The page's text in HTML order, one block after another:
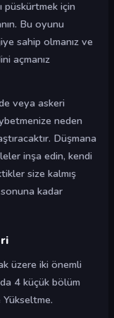
püskürtmek için
Bu oyunu
sahip olmanız ve
açmanız
veya askeri
neden
Düşmana
inşa edin, kendi
size kalmış
kadar
üzere iki önemli
4 küçük bölüm